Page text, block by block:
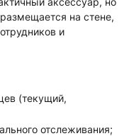
на стене,
и
(текущий,
отслеживания;